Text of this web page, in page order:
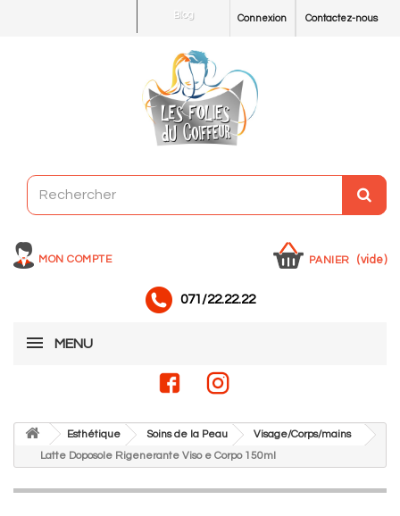
Contactez-nous
Connexion
Blog
MON COMPTE PANIER (vide)
071/22.22.22
MENU
Esthétique Soins de la Peau
Visage/Corps/mains
Latte Doposole Rigenerante Viso e Corpo 150ml